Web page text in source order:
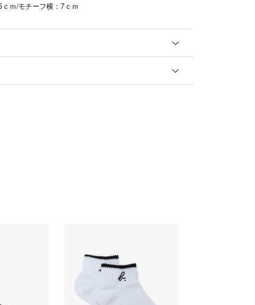
ｍ/モチーフ横：7ｃｍ